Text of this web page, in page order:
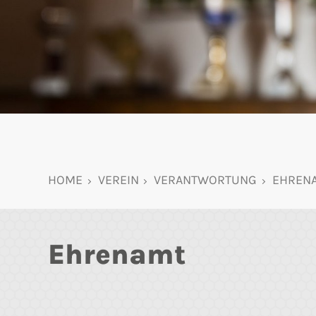
HOME VEREIN VERANTWORTUNG
Ehrenamt